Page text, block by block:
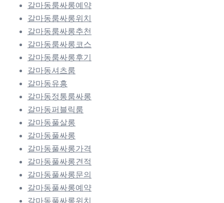
갈마동룸싸롱예약
갈마동룸싸롱위치
갈마동룸싸롱추천
갈마동룸싸롱코스
갈마동룸싸롱후기
갈마동셔츠룸
갈마동유흥
갈마동정통룸싸롱
갈마동퍼블릭룸
갈마동풀살롱
갈마동풀싸롱
갈마동풀싸롱가격
갈마동풀싸롱견적
갈마동풀싸롱문의
갈마동풀싸롱예약
갈마동풀싸롱위치